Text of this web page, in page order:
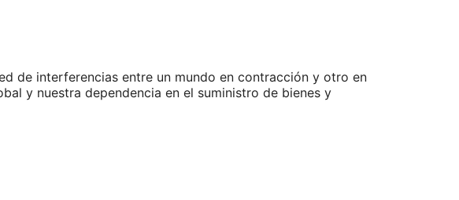
de interferencias entre un mundo en contracción y otro en
y nuestra dependencia en el suministro de bienes y